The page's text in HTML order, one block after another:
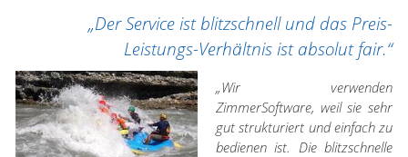
„Der Service ist blitzschnell und das Preis-
Leistungs-Verhältnis ist absolut fair.“
„Wir verwenden
ZimmerSoftware, weil sie sehr
gut strukturiert und einfach zu
bedienen ist. Die blitzschnelle